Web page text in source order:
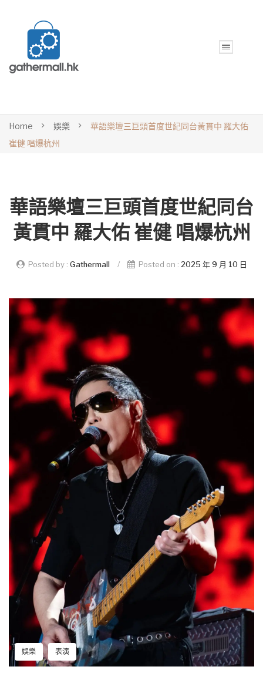
Home 娛樂
華語樂壇三巨頭首度世紀同台黃貫中 羅大佑
崔健 唱爆杭州
華語樂壇三巨頭首度世紀同台
黃貫中 羅大佑 崔健 唱爆杭州
Posted by : Gathermall / Posted on : 2025 年 9 月 10 日
娛樂 表演